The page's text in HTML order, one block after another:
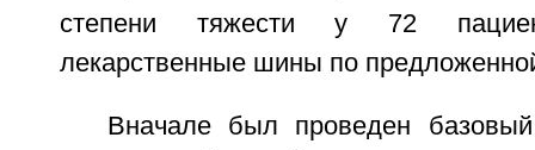
степени тяжести у 72
лекарственные шины по
Вначале был проведен